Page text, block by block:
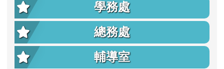
學務處
總務處
輔導室